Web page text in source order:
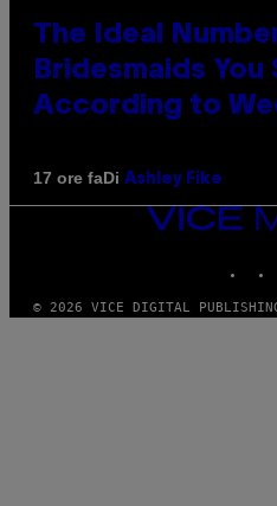
The Ideal
Bridesmaids You
According to
17 ore faDi Ashley Fike
VICE
MEDIA
© 2026 VICE DIGITAL